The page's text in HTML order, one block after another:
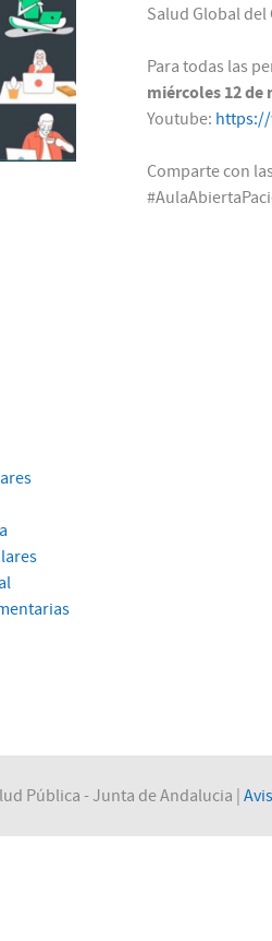
Salud Global del
Para todas las
miércoles 12 de
Youtube: https://
Comparte con
Pública - Junta de Andalucia |